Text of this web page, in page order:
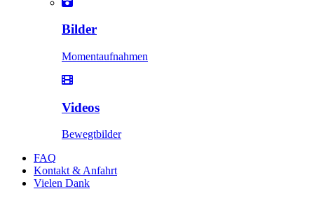
Bilder
Momentaufnahmen
Videos
Bewegtbilder
FAQ
Kontakt & Anfahrt
Vielen Dank